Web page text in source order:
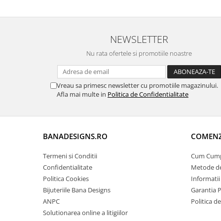
NEWSLETTER
Nu rata ofertele si promotiile noastre
Vreau sa primesc newsletter cu promotiile magazinului.
Afla mai multe in Politica de Confidentialitate
BANADESIGNS.RO
Termeni si Conditii
Confidentialitate
Politica Cookies
Bijuteriile Bana Designs
ANPC
Solutionarea online a litigiilor
Cum
Metode
Garantia
Politica